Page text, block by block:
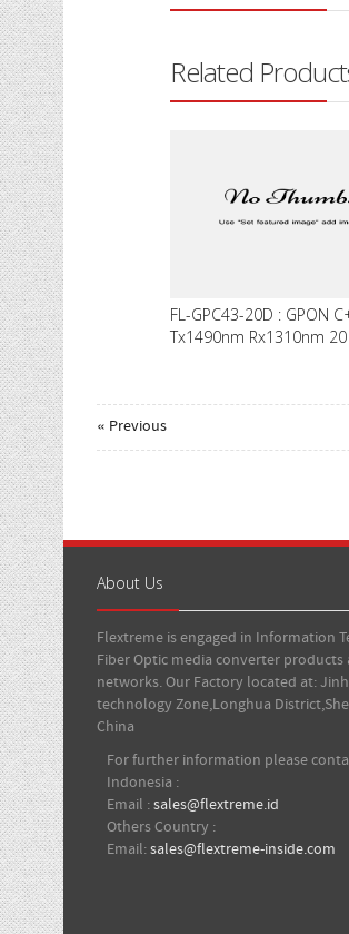
Related
FL-GPC43-20D : GPON
Tx1490nm Rx1310nm
« Previous
About Us
Flextreme is engaged in Information
Fiber Optic media converter products
networks. Our Factory located at:
technology Zone,Longhua
China
For further information please
Indonesia :
Email :sales@flextreme.id
Others Country :
Email:sales@flextreme-inside.com